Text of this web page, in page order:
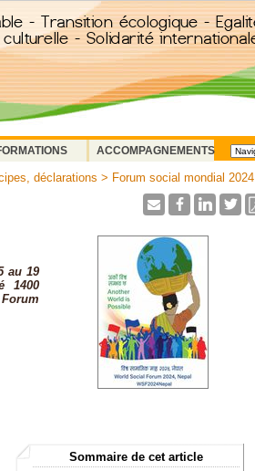
ACCOMPAGNEMENTS
déclarations > Forum social mondial 2024
au 19
1400
Sommaire de cet article